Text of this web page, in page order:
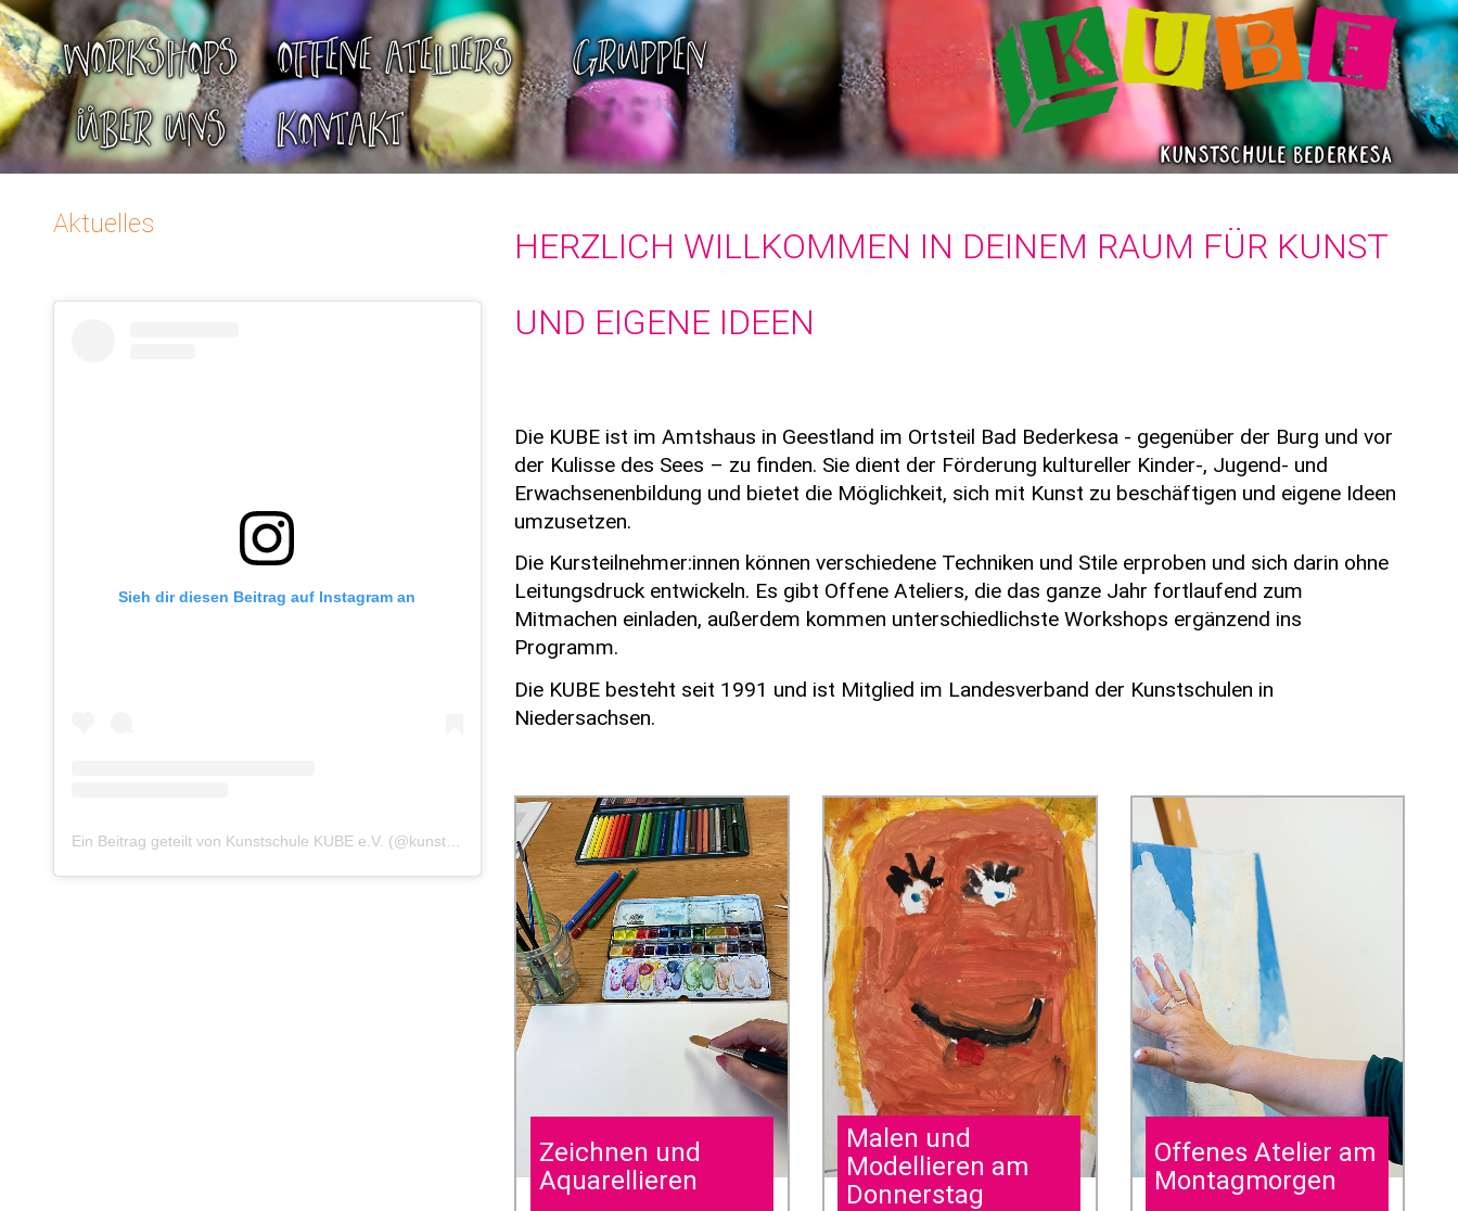
WORKSHOPS OFFENE ATELIERS
GRUPPEN
ÜBER UNS
KONTAKT Kunstschule Bederkesa
Aktuelles
Sieh dir diesen Beitrag auf Instagram an
Ein Beitrag geteilt von Kunstschule KUBE e.V. (@kunstschule.kube)
HERZLICH WILLKOMMEN IN DEINEM RAUM FÜR KUNST
UND EIGENE IDEEN
Die KUBE ist im Amtshaus in Geestland im Ortsteil Bad Bederkesa - gegenüber der Burg und vor
der Kulisse des Sees – zu finden. Sie dient der Förderung kultureller Kinder-, Jugend- und
Erwachsenenbildung und bietet die Möglichkeit, sich mit Kunst zu beschäftigen und eigene Ideen
umzusetzen.
Die Kursteilnehmer:innen können verschiedene Techniken und Stile erproben und sich darin ohne
Leitungsdruck entwickeln. Es gibt Offene Ateliers, die das ganze Jahr fortlaufend zum
Mitmachen einladen, außerdem kommen unterschiedlichste Workshops ergänzend ins
Programm.
Die KUBE besteht seit 1991 und ist Mitglied im Landesverband der Kunstschulen in
Niedersachsen.
Zeichnen und
Aquarellieren
Malen und
Modellieren am
Donnerstag
Offenes Atelier am
Montagmorgen